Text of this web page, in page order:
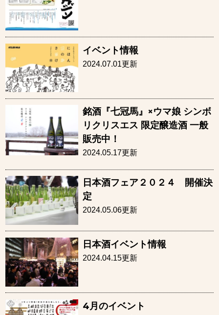
イベント情報
2024.07.01更新
銘酒『七冠馬』×ウマ娘 シンボ
リクリスエス 限定醸造酒 一般
販売中！
2024.05.17更新
日本酒フェア２０２４ 開催決
定
2024.05.06更新
日本酒イベント情報
2024.04.15更新
4月のイベント